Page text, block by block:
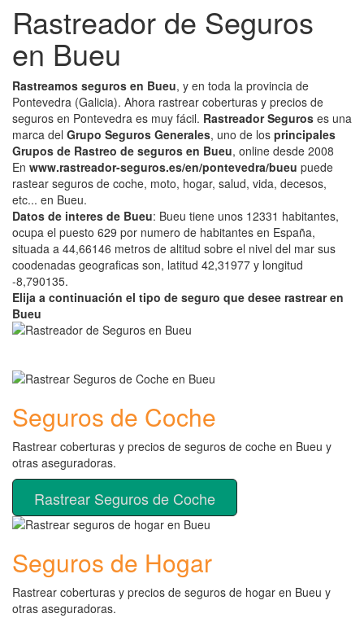
Rastreador de Seguros
en Bueu
Rastreamos seguros en Bueu, y en toda la provincia de
Pontevedra (Galicia). Ahora rastrear coberturas y precios de
seguros en Pontevedra es muy fácil. Rastreador Seguros es una
marca del Grupo Seguros Generales, uno de los principales
Grupos de Rastreo de seguros en Bueu, online desde 2008
En www.rastreador-seguros.es/en/pontevedra/bueu puede
rastear seguros de coche, moto, hogar, salud, vida, decesos,
etc... en Bueu.
Datos de interes de Bueu: Bueu tiene unos 12331 habitantes,
ocupa el puesto 629 por numero de habitantes en España,
situada a 44,66146 metros de altitud sobre el nivel del mar sus
coodenadas geograficas son, latitud 42,31977 y longitud
-8,790135.
Elija a continuación el tipo de seguro que desee rastrear en
Bueu
Seguros de Coche
Rastrear coberturas y precios de seguros de coche en Bueu y
otras aseguradoras.
Rastrear Seguros de Coche
Seguros de Hogar
Rastrear coberturas y precios de seguros de hogar en Bueu y
otras aseguradoras.